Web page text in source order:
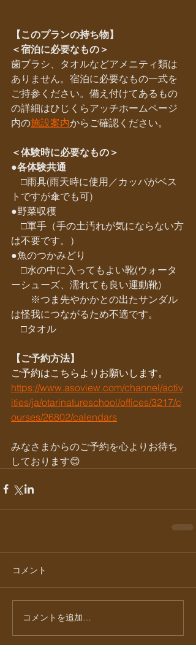
【このプランの持ち物】
＜宿泊に必要なもの＞
歯ブラシ、タオルなどアメニティ類は
ありません。宿泊に必要なもの一式を
ご持参ください。備え付けてあるもの
の詳細はひじくらアッチホームページ
内の施設案内からご確認ください。
＜体験時に必要なもの＞
●各体験共通
□雨具(雨天時に使用／カッパがベス
トですが傘でも可)
●野菜収穫
□軍手（手の土汚れが気にならない方
は不要です。）
●魚のつかみどり
□水の中に入ってもよい靴(ウォータ
ーシューズ、濡れても良い運動靴)
※つま先やかかとの出たサンダル
は怪我につながるため不適です。
□タオル
【ご予約方法】
ご予約はこちらよりお願いします。
https://www.asoview.com/channel/activ
ities/ja/otarinatureschool/offices/3217/c
ourses/26802/calendars
みなさまからのご予約を心よりお待ち
しております😊
コメント
コメントを追加…